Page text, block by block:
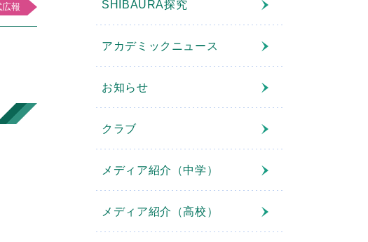
広報 SHIBAURA探究
アカデミックニュース
お知らせ
クラブ
メディア紹介（中学）
メディア紹介（高校）